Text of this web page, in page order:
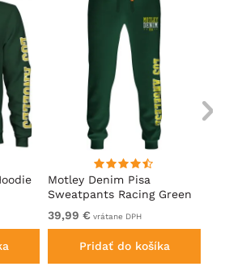
Motley Denim Pisa
Sweatpants Racing Green
39,99 € vrátane DPH
Pridať do košíka